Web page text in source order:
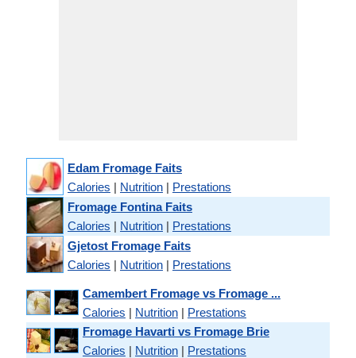
Edam Fromage Faits
Calories | Nutrition | Prestations
Fromage Fontina Faits
Calories | Nutrition | Prestations
Gjetost Fromage Faits
Calories | Nutrition | Prestations
Camembert Fromage vs Fromage ...
Calories | Nutrition | Prestations
Fromage Havarti vs Fromage Brie
Calories | Nutrition | Prestations